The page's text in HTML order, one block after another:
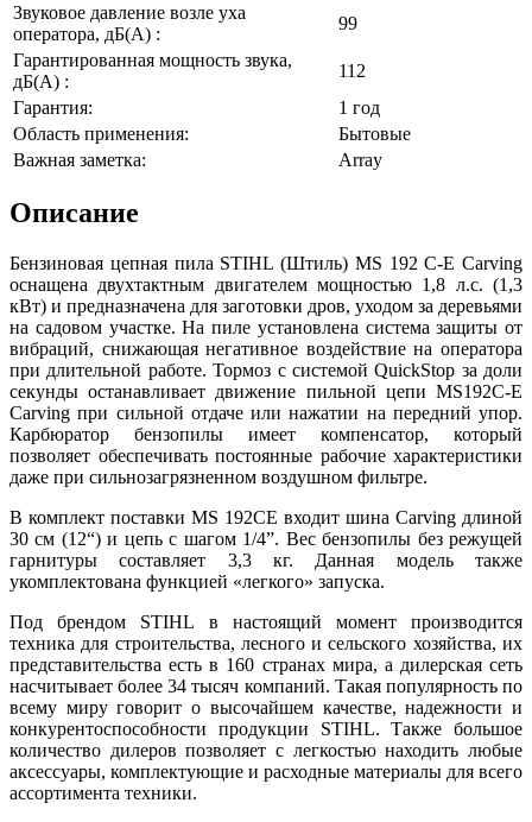
Звуковое давление возле уха
оператора, дБ(А) :
99
Гарантированная мощность звука,
дБ(А) :
112
Гарантия:
1 год
Область применения:
Бытовые
Важная заметка:
Array
Описание
Бензиновая цепная пила STIHL (Штиль) MS 192 C-E Carving
оснащена двухтактным двигателем мощностью 1,8 л.с. (1,3
кВт) и предназначена для заготовки дров, уходом за деревьями
на садовом участке. На пиле установлена система защиты от
вибраций, снижающая негативное воздействие на оператора
при длительной работе. Тормоз с системой QuickStop за доли
секунды останавливает движение пильной цепи MS192C-E
Carving при сильной отдаче или нажатии на передний упор.
Карбюратор бензопилы имеет компенсатор, который
позволяет обеспечивать постоянные рабочие характеристики
даже при сильнозагрязненном воздушном фильтре.
В комплект поставки MS 192CE входит шина Carving длиной
30 см (12“) и цепь с шагом 1/4”. Вес бензопилы без режущей
гарнитуры составляет 3,3 кг. Данная модель также
укомплектована функцией «легкого» запуска.
Под брендом STIHL в настоящий момент производится
техника для строительства, лесного и сельского хозяйства, их
представительства есть в 160 странах мира, а дилерская сеть
насчитывает более 34 тысяч компаний. Такая популярность по
всему миру говорит о высочайшем качестве, надежности и
конкурентоспособности продукции STIHL. Также большое
количество дилеров позволяет с легкостью находить любые
аксессуары, комплектующие и расходные материалы для всего
ассортимента техники.